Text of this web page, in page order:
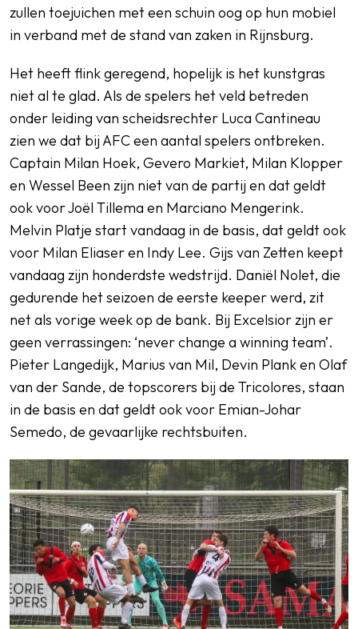
zullen toejuichen met een schuin oog op hun mobiel
in verband met de stand van zaken in Rijnsburg.
Het heeft flink geregend, hopelijk is het kunstgras
niet al te glad. Als de spelers het veld betreden
onder leiding van scheidsrechter Luca Cantineau
zien we dat bij AFC een aantal spelers ontbreken.
Captain Milan Hoek, Gevero Markiet, Milan Klopper
en Wessel Been zijn niet van de partij en dat geldt
ook voor Joël Tillema en Marciano Mengerink.
Melvin Platje start vandaag in de basis, dat geldt ook
voor Milan Eliaser en Indy Lee. Gijs van Zetten keept
vandaag zijn honderdste wedstrijd. Daniël Nolet, die
gedurende het seizoen de eerste keeper werd, zit
net als vorige week op de bank. Bij Excelsior zijn er
geen verrassingen: ‘never change a winning team’.
Pieter Langedijk, Marius van Mil, Devin Plank en Olaf
van der Sande, de topscorers bij de Tricolores, staan
in de basis en dat geldt ook voor Emian-Johar
Semedo, de gevaarlijke rechtsbuiten.